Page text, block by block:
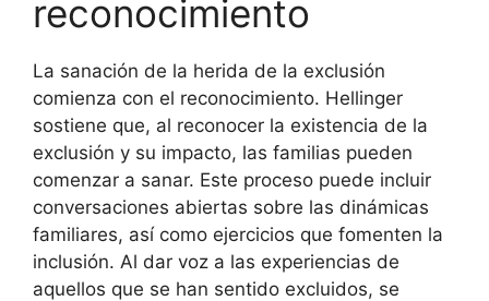
reconocimiento
La sanación de la herida de la exclusión
comienza con el reconocimiento. Hellinger
sostiene que, al reconocer la existencia de la
exclusión y su impacto, las familias pueden
comenzar a sanar. Este proceso puede incluir
conversaciones abiertas sobre las dinámicas
familiares, así como ejercicios que fomenten la
inclusión. Al dar voz a las experiencias de
aquellos que se han sentido excluidos, se